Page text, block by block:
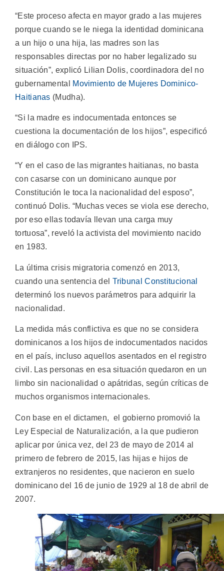
“Este proceso afecta en mayor grado a las mujeres
porque cuando se le niega la identidad dominicana
a un hijo o una hija, las madres son las
responsables directas por no haber legalizado su
situación”, explicó Lilian Dolis, coordinadora del no
gubernamental
Movimiento de Mujeres Dominico-
Haitianas (Mudha).
“Si la madre es indocumentada entonces se
cuestiona la documentación de los hijos”, especificó
en diálogo con IPS.
“Y en el caso de las migrantes haitianas, no basta
con casarse con un dominicano aunque por
Constitución le toca la nacionalidad del esposo”,
continuó Dolis. “Muchas veces se viola ese derecho,
por eso ellas todavía llevan una carga muy
tortuosa”, reveló la activista del movimiento nacido
en 1983.
La última crisis migratoria comenzó en 2013,
cuando una sentencia del Tribunal Constitucional
determinó los nuevos parámetros para adquirir la
nacionalidad.
La medida más conflictiva es que no se considera
dominicanos a los hijos de indocumentados nacidos
en el país, incluso aquellos asentados en el registro
civil. Las personas en esa situación quedaron en un
limbo sin nacionalidad o apátridas, según críticas de
muchos organismos internacionales.
Con base en el dictamen, el gobierno promovió la
Ley Especial de Naturalización, a la que pudieron
aplicar por única vez, del 23 de mayo de 2014 al
primero de febrero de 2015, las hijas e hijos de
extranjeros no residentes, que nacieron en suelo
dominicano del 16 de junio de 1929 al 18 de abril de
2007.